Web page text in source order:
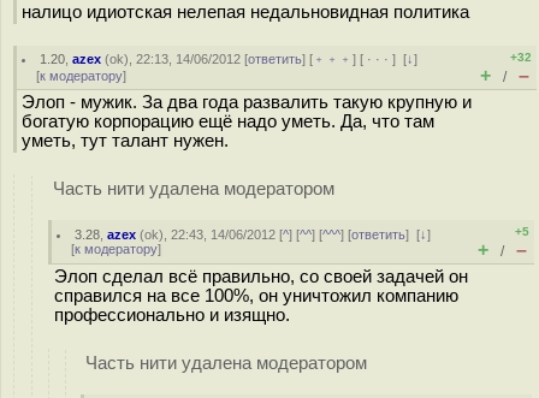
налицо идиотская нелепая недальновидная политика
1.20 ,azex (ok), 22:13, 14/06/2012 [ответить] [ ﹢﹢﹢] [ · · ·][↓]
[к модератору]
+32
+ / –
Элоп - мужик. За два года развалить такую крупную и
богатую корпорацию ещё надо уметь. Да, что там
уметь, тут талант нужен.
Часть нити удалена модератором
3.28 ,azex (ok), 22:43, 14/06/2012 [^] [^^] [^^^] [ответить][↓]
[к модератору]
+5
+ / –
Элоп сделал всё правильно, со своей задачей он
справился на все 100%, он уничтожил компанию
профессионально и изящно.
Часть нити удалена модератором